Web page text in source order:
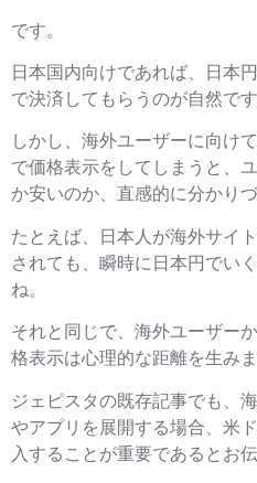
です。
日本国内向けであれば、日本
で決済してもらうのが自然です
しかし、海外ユーザーに向け
で価格表示をしてしまうと、
か安いのか、直感的に分かり
たとえば、日本人が海外サイ
されても、瞬時に日本円でい
ね。
それと同じで、海外ユーザー
格表示は心理的な距離を生みま
ジェピスタの既存記事でも、
やアプリを展開する場合、米
入することが重要であるとお